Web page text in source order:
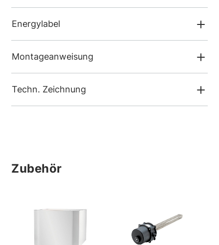
Energylabel
Montageanweisung
Techn. Zeichnung
Zubehör